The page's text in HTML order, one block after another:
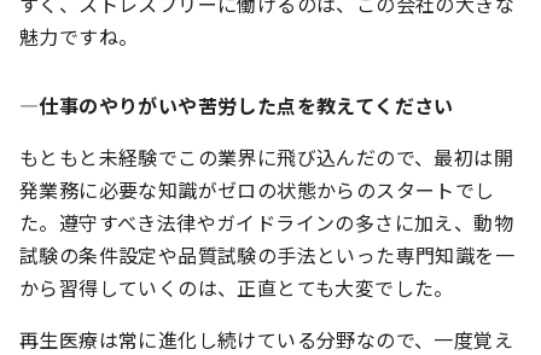
魅力ですね。
―仕事のやりがいや苦労した点を教えてください
もともと未経験でこの業界に飛び込んだので、最初は開
発業務に必要な知識がゼロの状態からのスタートでし
た。遵守すべき法律やガイドラインの多さに加え、動物
試験の条件設定や品質試験の手法といった専門知識を一
から習得していくのは、正直とても大変でした。
再生医療は常に進化し続けている分野なので、一度覚え